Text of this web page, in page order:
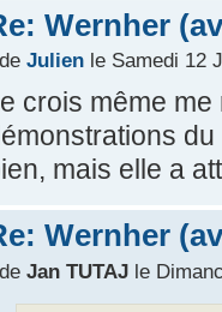
Wernher
de Julienle Samedi 12
crois même
mais elle a
Wernher
de Jan TUTAJle